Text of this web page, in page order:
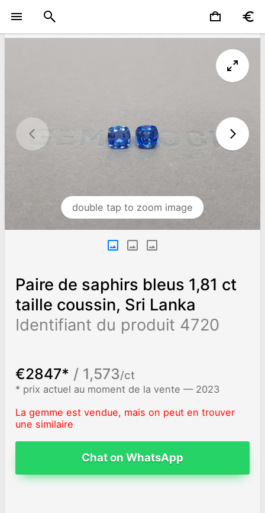
double tap to zoom image
Paire de saphirs bleus 1,81 ct
taille coussin, Sri Lanka
Identifiant du produit 4720
€2847* / 1,573/ct
* prix actuel au moment de la vente — 2023
La gemme est vendue, mais on peut en trouver
une similaire
Chat on WhatsApp